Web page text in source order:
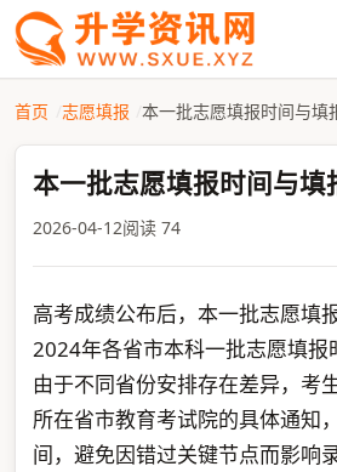
首页 志愿填报 本一批志愿填报时间与填
本一批志愿填报时间与填
2026-04-12阅读 74
高考成绩公布后，本一批志愿填
2024年各省市本科一批志愿填报
由于不同省份安排存在差异，考
所在省市教育考试院的具体通知
间，避免因错过关键节点而影响录